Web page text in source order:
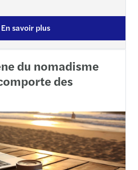
En savoir plus
du nomadisme
des